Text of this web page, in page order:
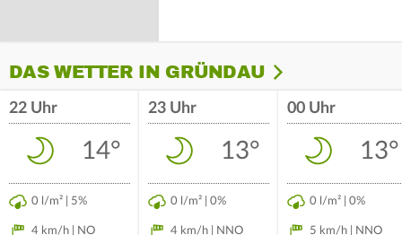
DAS WETTER IN GRÜNDAU
22 Uhr
14°
0 l/m² | 5%
4 km/h | NO
23 Uhr
13°
0 l/m² | 0%
4 km/h | NNO
00 Uhr
13°
0 l/m² | 0%
5 km/h | NNO